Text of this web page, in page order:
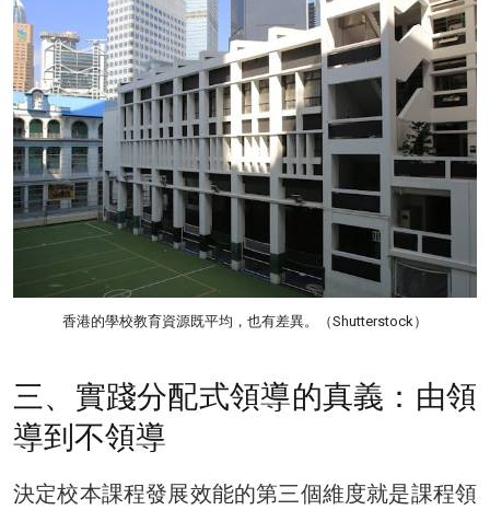
香港的學校教育資源既平均，也有差異。（Shutterstock）
三、實踐分配式領導的真義：由領
導到不領導
決定校本課程發展效能的第三個維度就是課程領